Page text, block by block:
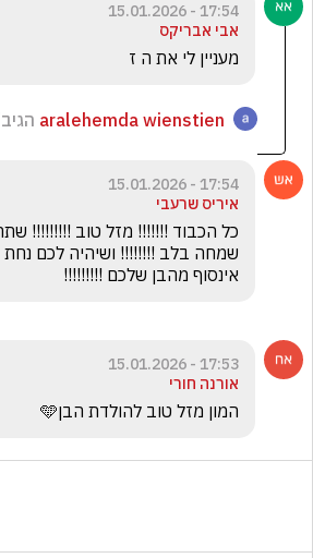
17:54 - 15.01.2026
אבי אבריקס
מעניין לי את ה ז
aralehemda wienstien
17:54 - 15.01.2026
איריס שרעבי
אינסוף מהבן שלכם !!!!!!!!!
17:53 - 15.01.2026
אורנה חורי
המון מזל טוב להולדת הבן🩵